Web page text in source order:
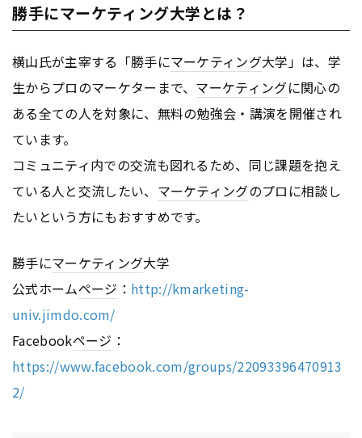
勝手にマーケティング大学とは？
横山氏が主宰する「勝手にマーケティング大学」は、学
生からプロのマーケターまで、 マーケティングに関心の
ある全ての人を対象に、無料の勉強会・講演を開催され
ています。
コミュニティ内での交流も図れるため、同じ課題を抱え
ている人と交流したい、 マーケティングのプロに相談し
たいという方にもおすすめです。
勝手にマーケティング大学
公式ホームページ ： http://kmarketing-
univ.jimdo.com/
Facebookページ ：
https://www.facebook.com/groups/22093396470913
2/